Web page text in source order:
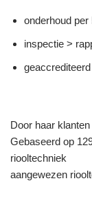
onderhoud
inspectie >
Door haar
Gebaseerd op
riooltechniek
aangewezen